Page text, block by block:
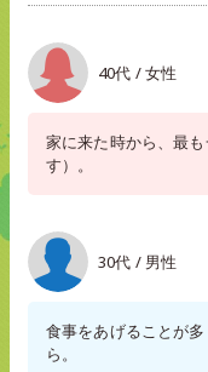
40代 / 女性
家に来た時から、最
す）。
30代 / 男性
食事をあげることが
ら。